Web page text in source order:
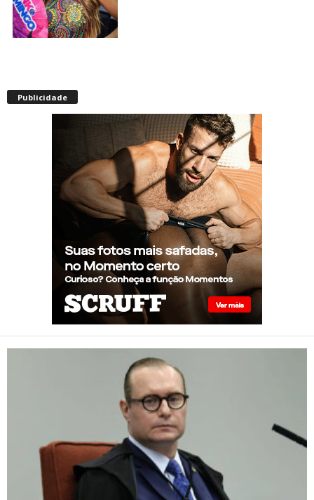
superior à real, aponta
relatório internacional
Gay de 62 anos relembra
quando, aos 15, foi garoto de
programa por quatro meses
sem saber: “Idiotice da minha
parte”
STF: Ministro Cristiano Zanin
vota para derrubar lei que
proíbe atletas transgênero
em competições de Londrina
Publicidade